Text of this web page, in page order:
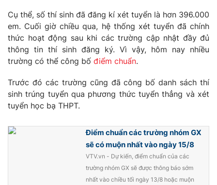
Thế giới đó đây
Câu chuyện quốc tế
Tài chính
Thị trường
Góc doanh nghiệp
Dữ liệu và đời sống
Truyền hình
Phim VTV
Hậu trường
Khán giả
Giải trí
Điện ảnh
Âm nhạc
Du lịch
Chất lượng cuộc sống
Cụ thể, số thí sinh đã đăng kí xét tuyển là hơn 396.000
em. Cuối giờ chiều qua, hệ thống xét tuyển đã chính
thức hoạt động sau khi các trường cập nhật đầy đủ
thông tin thí sinh đăng ký. Vì vậy, hôm nay nhiều
trường có thể công bố điểm chuẩn.
Trước đó các trường cũng đã công bố danh sách thí
sinh trúng tuyển qua phương thức tuyển thẳng và xét
tuyển học bạ THPT.
Điểm chuẩn các trường nhóm GX
sẽ có muộn nhất vào ngày 15/8
VTV.vn - Dự kiến, điểm chuẩn của các
trường nhóm GX sẽ được thông báo sớm
nhất vào chiều tối ngày 13/8 hoặc muộn